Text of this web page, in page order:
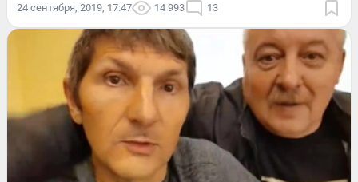
24 сентября, 2019, 17:47 14 993 13